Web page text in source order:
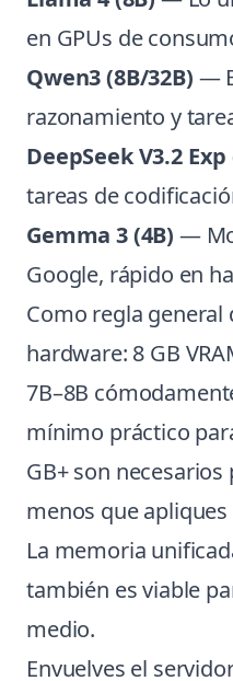
en GPUs de
Qwen3 (8B/32B) —
razonamiento y
DeepSeek V3.2 Exp
tareas de
Gemma 3 (4B) —
Google, rápido en
Como regla general
hardware: 8 GB
7B–8B
mínimo práctico
GB+ son
menos que
La memoria
también es viable
medio.
Envuelves el